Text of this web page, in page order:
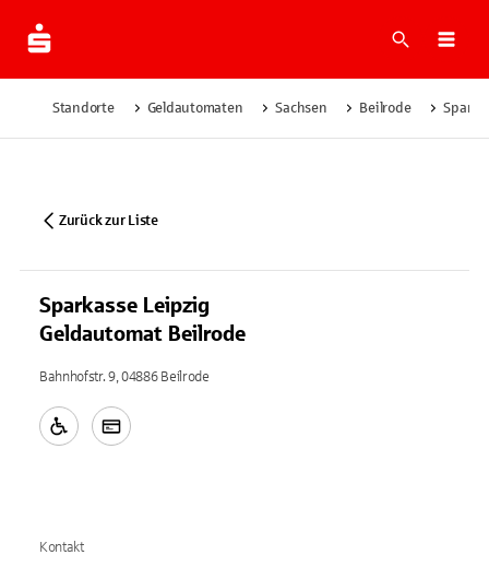
Suche
Standorte Geldautomaten Sachsen Beilrode
Zurück zur Liste
Sparkasse Leipzig
Geldautomat Beilrode
Bahnhofstr. 9, 04886 Beilrode
Kontakt